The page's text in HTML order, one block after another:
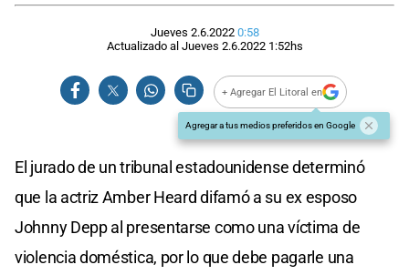
Jueves 2.6.2022 0:58
Actualizado al Jueves 2.6.2022 1:52hs
+ Agregar El Litoral en
Agregar a tus medios preferidos en Google
El jurado de un tribunal estadounidense determinó
que la actriz Amber Heard difamó a su ex esposo
Johnny Depp al presentarse como una víctima de
violencia doméstica, por lo que debe pagarle una